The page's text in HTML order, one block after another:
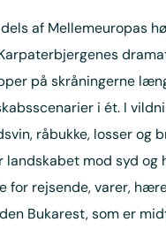
af Mellemeuropas
på skråningerne
i ét. I
råbukke, losser og
landskabet mod syd
rejsende, varer,
Bukarest, som er